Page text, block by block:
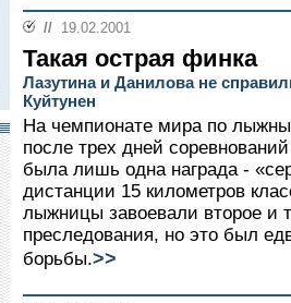
// 19.02.2001
Такая острая финка
Лазутина и Данилова не
Куйтунен
На чемпионате мира по
после трех дней
была лишь одна награда -
дистанции 15 километров
лыжницы завоевали второе и
преследования, но это был
борьбы.>>